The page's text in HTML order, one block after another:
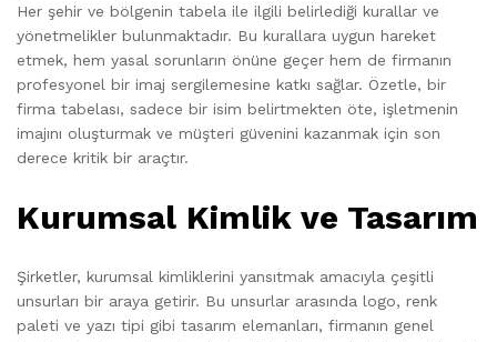
Her şehir ve bölgenin tabela ile ilgili belirlediği kurallar ve
yönetmelikler bulunmaktadır. Bu kurallara uygun hareket
etmek, hem yasal sorunların önüne geçer hem de firmanın
profesyonel bir imaj sergilemesine katkı sağlar. Özetle, bir
firma tabelası, sadece bir isim belirtmekten öte, işletmenin
imajını oluşturmak ve müşteri güvenini kazanmak için son
derece kritik bir araçtır.
Kurumsal Kimlik ve Tasarım
Şirketler, kurumsal kimliklerini yansıtmak amacıyla çeşitli
unsurları bir araya getirir. Bu unsurlar arasında logo, renk
paleti ve yazı tipi gibi tasarım elemanları, firmanın genel